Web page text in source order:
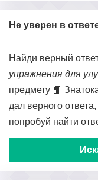
Не уверен в
Найди верный
упражнения для
предмету 📙
дал верного
попробуй найти